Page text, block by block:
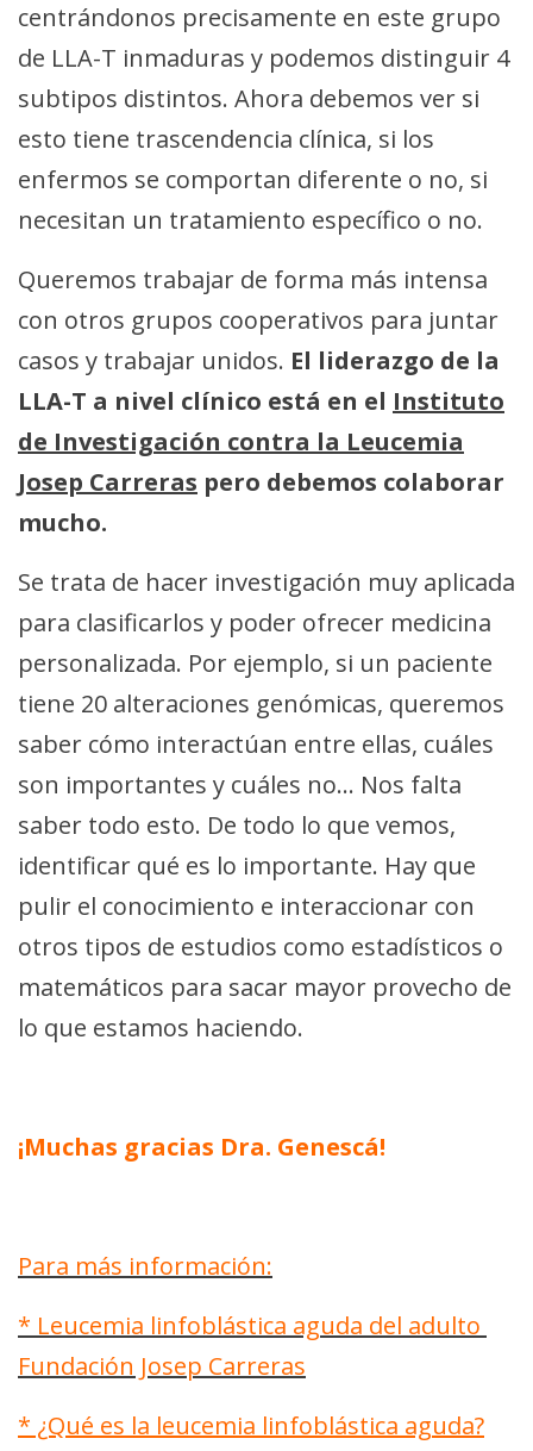
centrándonos precisamente en este grupo
de LLA-T inmaduras y podemos distinguir 4
subtipos distintos. Ahora debemos ver si
esto tiene trascendencia clínica, si los
enfermos se comportan diferente o no, si
necesitan un tratamiento específico o no.
Queremos trabajar de forma más intensa
con otros grupos cooperativos para juntar
casos y trabajar unidos. El liderazgo de la
LLA-T a nivel clínico está en el Instituto
de Investigación contra la Leucemia
Josep Carreras pero debemos colaborar
mucho.
Se trata de hacer investigación muy aplicada
para clasificarlos y poder ofrecer medicina
personalizada. Por ejemplo, si un paciente
tiene 20 alteraciones genómicas, queremos
saber cómo interactúan entre ellas, cuáles
son importantes y cuáles no… Nos falta
saber todo esto. De todo lo que vemos,
identificar qué es lo importante. Hay que
pulir el conocimiento e interaccionar con
otros tipos de estudios como estadísticos o
matemáticos para sacar mayor provecho de
lo que estamos haciendo.
¡Muchas gracias Dra. Genescá!
Para más información:
* Leucemia linfoblástica aguda del adulto
Fundación Josep Carreras
* ¿Qué es la leucemia linfoblástica aguda?